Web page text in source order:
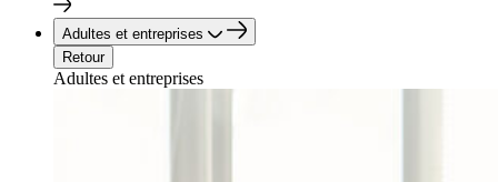
Adultes et entreprises
Retour
Adultes et entreprises